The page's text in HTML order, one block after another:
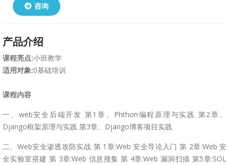
咨询
产品介绍
课程亮点:小班教学
适用对象:0基础培训
课程内容
一、web安全后端开发 第1章、Phthon编程原理与实践 第2章、
Django框架原理与实践 第3章、Django博客项目实践
二、Web安全渗透攻防实战 第 1章:Web 安全导论入门 第 2章:Web 安
全实验室搭建 第 3章:Web 信息搜集 第 4章:Web 漏洞扫描 第5章:SOL